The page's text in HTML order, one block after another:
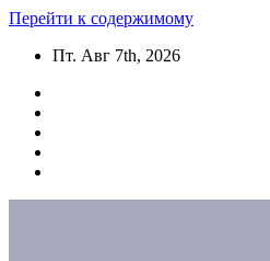
Перейти к содержимому
Пт. Авг 7th, 2026